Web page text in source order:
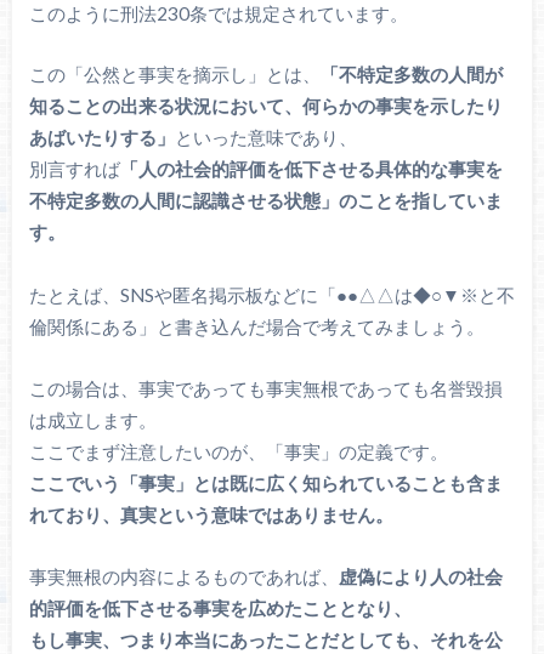
このように刑法230条では規定されています。
この「公然と事実を摘示し」とは、
「不特定多数の人間が
知ることの出来る状況において、何らかの事実を示したり
あばいたりする」 といった意味であり、
別言すれば「人の社会的評価を低下させる具体的な事実を
不特定多数の人間に認識させる状態」のことを指していま
す。
たとえば、SNSや匿名掲示板などに「●●△△は◆○▼※と不
倫関係にある」と書き込んだ場合で考えてみましょう。
この場合は、事実であっても事実無根であっても名誉毀損
は成立します。
ここでまず注意したいのが、「事実」の定義です。
ここでいう「事実」とは既に広く知られていることも含ま
れており、真実という意味ではありません。
事実無根の内容によるものであれば、
虚偽により人の社会
的評価を低下させる事実を広めたこととなり、
もし事実、つまり本当にあったことだとしても、それを公